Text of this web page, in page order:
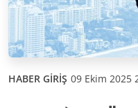
HABER GİRİŞ 09 Ekim 2025